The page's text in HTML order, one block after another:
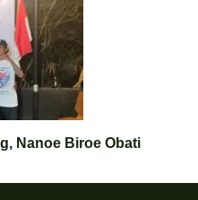
Nanoe Biroe Obati